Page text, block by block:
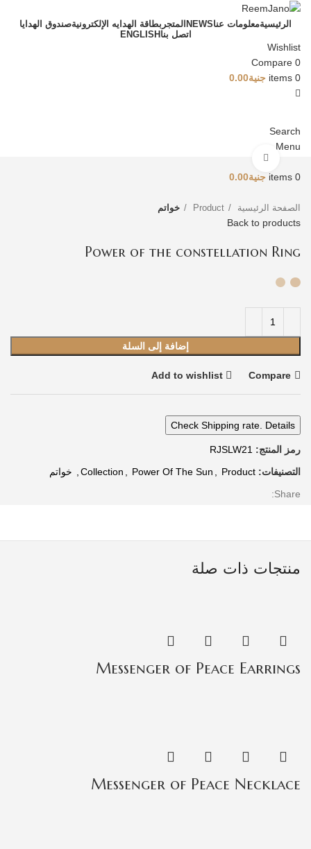
الرئيسيةمعلومات عناNEWS المتجر بطاقة الهدايه الإلكترونيةصندوق الهدايا
اتصل بنا ENGLISH
Wishlist
0
Compare
0
items جنية0.00
Search
Menu
0
items جنية0.00
الصفحة الرئيسية Product خواتم
Back to products
Power of the constellation Ring
إضافة إلى السلة
Compare
Add to wishlist
Check Shipping rate. Details
رمز المنتج: RJSLW21
التصنيفات:
Collection Power Of The Sun Product
خواتم
Share:
منتجات ذات صلة
Messenger of Peace Earrings
Messenger of Peace Necklace